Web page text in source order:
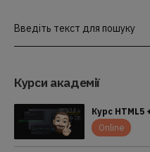
Введіть текст для пошуку
Курси академії
Курс HTML5
Online